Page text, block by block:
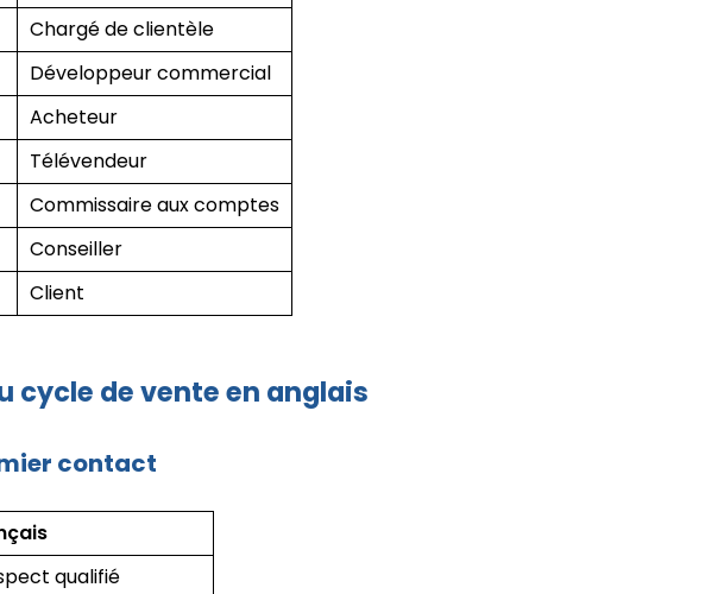
Chargé de clientèle
Développeur commercial
Acheteur
Télévendeur
Commissaire aux comptes
Conseiller
Client
cycle de vente en anglais
contact
qualifié